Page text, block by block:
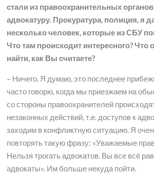
стали из правоохранительных
адвокатуру. Прокуратура, полиция, я
несколько человек, которые из СБУ
Что там происходит интересного? Что
найти, как Вы считаете?
– Ничего. Я думаю, это последнее
часто говорю, когда мы приезжаем на
со стороны правоохранителей
незаконных действий, т.е. доступов к
заходим в конфликтную ситуацию. Я
повторять такую фразу: «Уважаемые
Нельзя трогать адвокатов. Вы все всё
адвокаты». Им больше некуда пойти.